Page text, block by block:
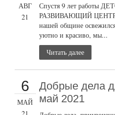
АВГ
21
Спустя 9 лет работы
РАЗВИВАЮЩИЙ
нашей общине
уютно и красиво, мы...
Читать далее
6
МАЙ
21
Добрые дела
май 2021